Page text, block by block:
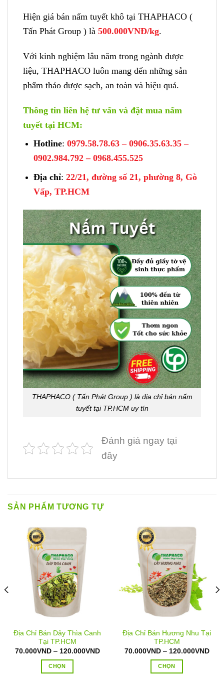
Hiện giá bán nấm tuyết khô tại THAPHACO (
Tấn Phát Group ) là 500.000VNĐ/kg.
Với kinh nghiệm lâu năm trong ngành dược
liệu, THAPHACO luôn mang đến những sản
phẩm thảo dược sạch, an toàn và hiệu quả.
Thông tin liên hệ tư vấn và đặt mua nấm
tuyết tại HCM:
Hotline: 0979.58.78.63 – 0906.35.63.35 –
0902.984.792 – 0968.455.525
Địa chỉ: 22/21, đường số 21, phường 8, Gò
Vấp, TP.HCM
THAPHACO ( Tấn Phát Group ) là địa chỉ bán nấm
tuyết tại TP.HCM uy tín
Đánh giá ngay tại
đây
SẢN PHẨM TƯƠNG TỰ
Địa Chỉ Bán Dây Thìa Canh
Tại TP.HCM
70.000VND – 120.000VNDKhoảng
CHỌN
Địa Chỉ Bán Hương Nhu Tại
TP.HCM
70.000VND – 120.000VND
CHỌN